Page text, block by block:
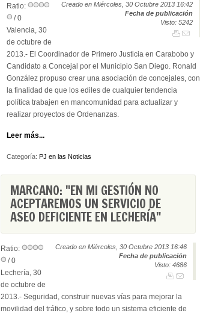
Creado en Miércoles, 30 Octubre 2013 16:42
Fecha de publicación
Visto: 5242
Ratio:
/ 0
Valencia, 30
de octubre de
2013.- El Coordinador de Primero Justicia en Carabobo y
Candidato a Concejal por el Municipio San Diego. Ronald
González propuso crear una asociación de concejales, con
la finalidad de que los ediles de cualquier tendencia
política trabajen en mancomunidad para actualizar y
realizar proyectos de Ordenanzas.
Leer más...
Categoría: PJ en las Noticias
MARCANO: "EN MI GESTIÓN NO
ACEPTAREMOS UN SERVICIO DE
ASEO DEFICIENTE EN LECHERÍA"
Creado en Miércoles, 30 Octubre 2013 16:46
Fecha de publicación
Visto: 4686
Ratio:
/ 0
Lechería, 30
de octubre de
2013.- Seguridad, construir nuevas vías para mejorar la
movilidad del tráfico, y sobre todo un sistema eficiente de